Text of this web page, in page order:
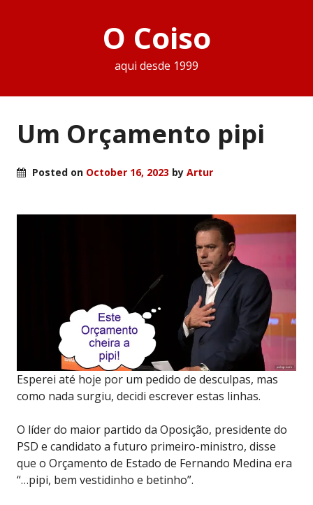
O Coiso
aqui desde 1999
Um Orçamento pipi
Posted on October 16, 2023 by Artur
Esperei até hoje por um pedido de desculpas, mas
como nada surgiu, decidi escrever estas linhas.
O líder do maior partido da Oposição, presidente do
PSD e candidato a futuro primeiro-ministro, disse
que o Orçamento de Estado de Fernando Medina era
“…pipi, bem vestidinho e betinho”.